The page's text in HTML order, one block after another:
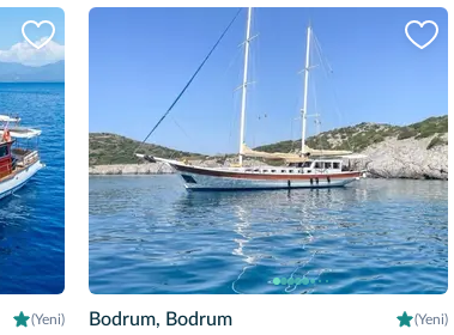
(Yeni) Bodrum, Bodrum (Yeni)